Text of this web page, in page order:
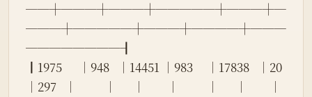
──┼───┼───┼─────┼───┼─
───┼─────┼───┼────┼───
────────┨
┃1975      │948   │14451 │983     │17838   │20
│297   │          │      │        │          │      │        │